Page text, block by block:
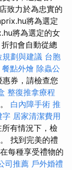
致力於為忠實的
將為選定
將為選定的女
扣會自動從總
規劃與建議 台胞
餐點外燴 除蟲公
券，請檢查您
整復推拿療程
白內障手術 推
字 居家清潔費用
所有情況下，檢
找到完美的禮
每種享受禮物的
司推薦 戶外婚禮